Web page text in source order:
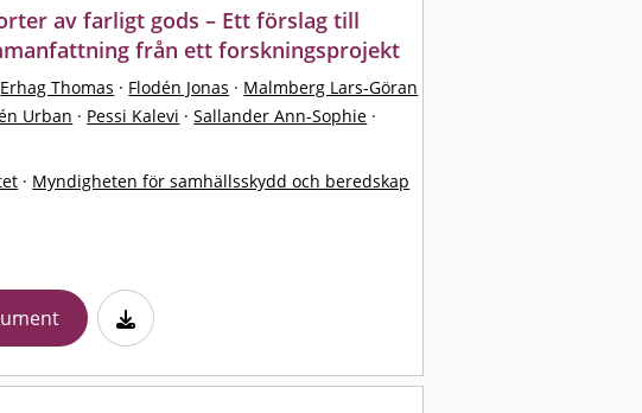
av farligt gods – Ett förslag till
från ett forskningsprojekt
Erhag Thomas · Flodén Jonas · Malmberg Lars-Göran
Urban · Pessi Kalevi · Sallander Ann-Sophie ·
· Myndigheten för samhällsskydd och beredskap